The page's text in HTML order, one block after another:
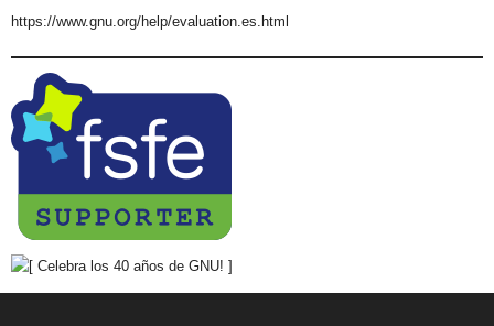
https://www.gnu.org/help/evaluation.es.html